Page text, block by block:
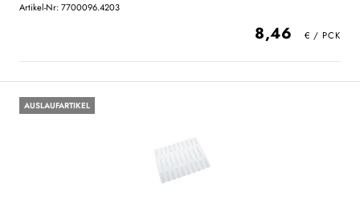
Artikel-Nr: 7700096.4203
8,46
AUSLAUFARTIKEL